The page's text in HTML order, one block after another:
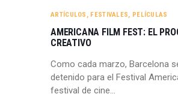
ARTÍCULOS , FESTIVALES, PELÍCULAS
AMERICANA FILM FEST: EL
CREATIVO
Como cada marzo, Barcelona
detenido para el Festival
festival de cine…